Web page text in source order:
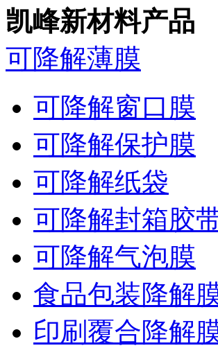
凯峰新材料产品
可降解薄膜
可降解窗口膜
可降解保护膜
可降解纸袋
可降解封箱胶
可降解气泡膜
食品包装降解
印刷覆合降解